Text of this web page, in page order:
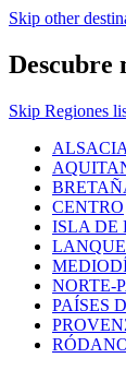
Skip other
Descubre
Skip Regiones
ALSACIA
CENTRO
ISLA DE
NORTE-
PAÍSES